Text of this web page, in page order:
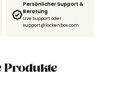
Persönlicher Support &
Beratung
Live Support oder
support@lockenbox.com
Produkte